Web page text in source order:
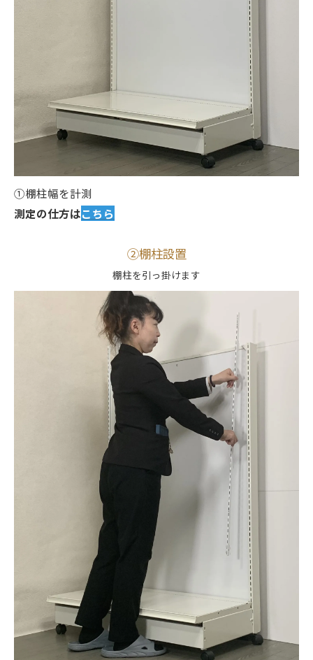
①棚柱幅を計測
測定の仕方はこちら
②棚柱設置
棚柱を引っ掛けます